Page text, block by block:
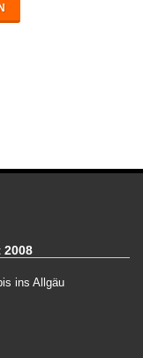
2008
ins Allgäu